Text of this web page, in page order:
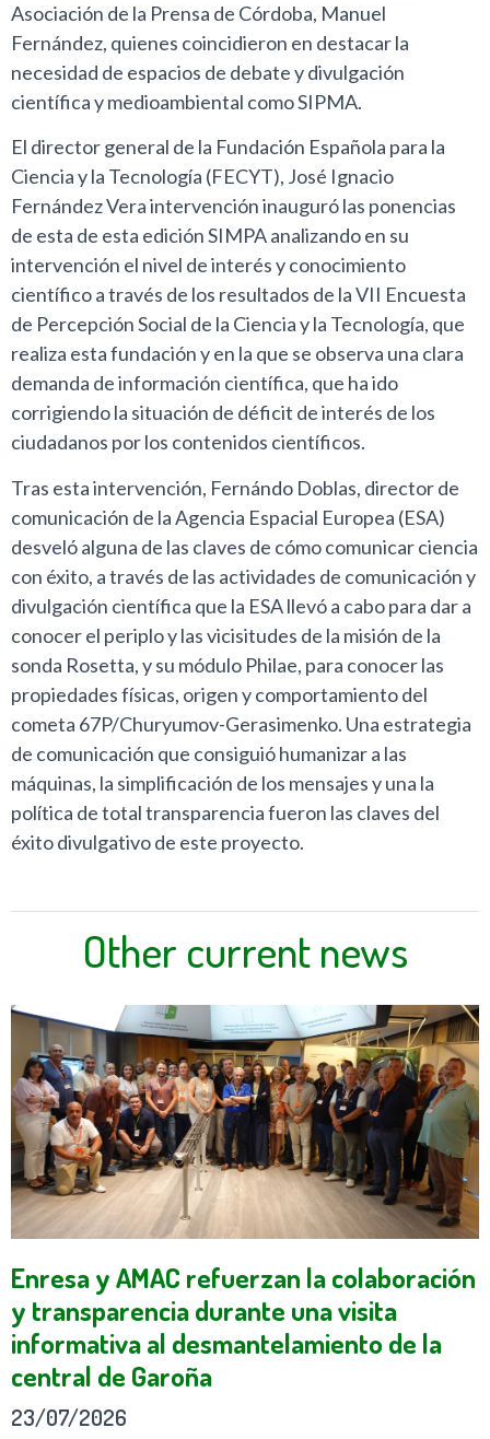
Asociación de la Prensa de Córdoba, Manuel
Fernández, quienes coincidieron en destacar la
necesidad de espacios de debate y divulgación
científica y medioambiental como SIPMA.
El director general de la Fundación Española para la
Ciencia y la Tecnología (FECYT), José Ignacio
Fernández Vera intervención inauguró las ponencias
de esta de esta edición SIMPA analizando en su
intervención el nivel de interés y conocimiento
científico a través de los resultados de la VII Encuesta
de Percepción Social de la Ciencia y la Tecnología, que
realiza esta fundación y en la que se observa una clara
demanda de información científica, que ha ido
corrigiendo la situación de déficit de interés de los
ciudadanos por los contenidos científicos.
Tras esta intervención, Fernándo Doblas, director de
comunicación de la Agencia Espacial Europea (ESA)
desveló alguna de las claves de cómo comunicar ciencia
con éxito, a través de las actividades de comunicación y
divulgación científica que la ESA llevó a cabo para dar a
conocer el periplo y las vicisitudes de la misión de la
sonda Rosetta, y su módulo Philae, para conocer las
propiedades físicas, origen y comportamiento del
cometa 67P/Churyumov-Gerasimenko. Una estrategia
de comunicación que consiguió humanizar a las
máquinas, la simplificación de los mensajes y una la
política de total transparencia fueron las claves del
éxito divulgativo de este proyecto.
Other current news
Enresa y AMAC refuerzan la colaboración
y transparencia durante una visita
informativa al desmantelamiento de la
central de Garoña
23/07/2026